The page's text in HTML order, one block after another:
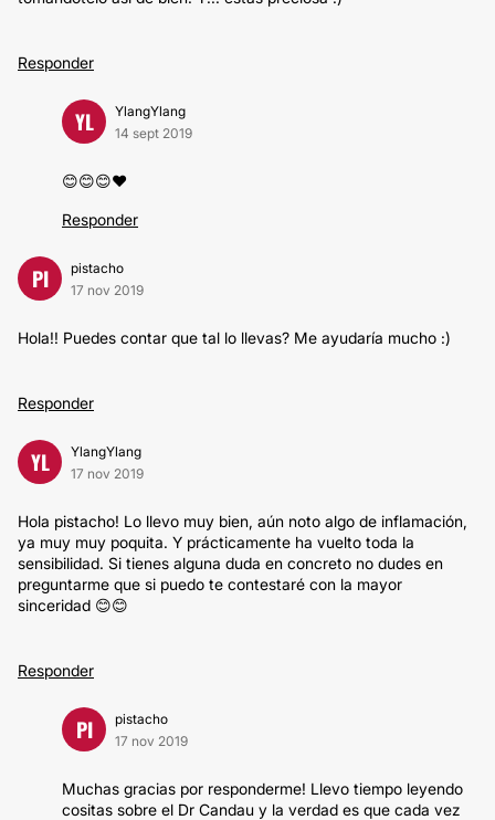
Responder
YL
YlangYlang
14 sept 2019
😊😊😊❤️
Responder
PI
pistacho
17 nov 2019
Hola!! Puedes contar que tal lo llevas? Me ayudaría mucho :)
Responder
YL
YlangYlang
17 nov 2019
Hola pistacho! Lo llevo muy bien, aún noto algo de inflamación,
ya muy muy poquita. Y prácticamente ha vuelto toda la
sensibilidad. Si tienes alguna duda en concreto no dudes en
preguntarme que si puedo te contestaré con la mayor
sinceridad 😊😊
Responder
PI
pistacho
17 nov 2019
Muchas gracias por responderme! Llevo tiempo leyendo
cositas sobre el Dr Candau y la verdad es que cada vez